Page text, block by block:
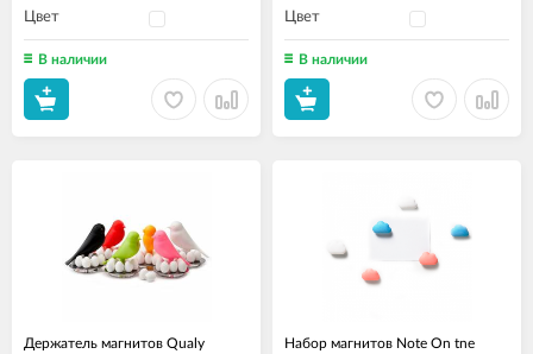
Цвет
В наличии
Цвет
В наличии
Держатель магнитов Qualy Набор магнитов Note On tne